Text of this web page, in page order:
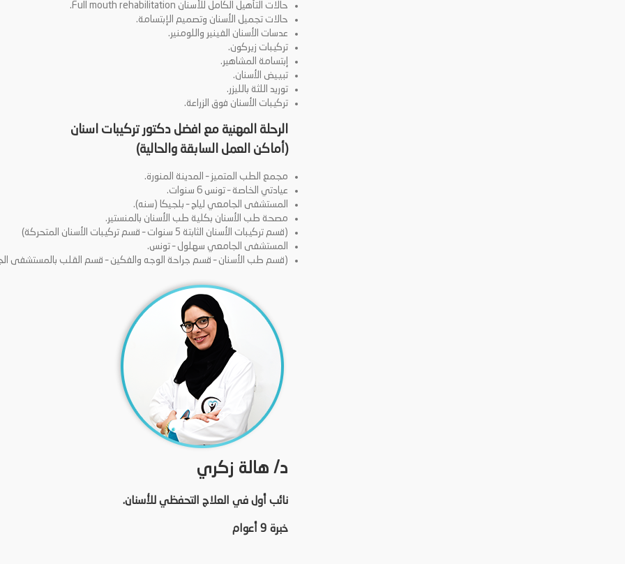
حالات التأهيل الكامل للأسنان Full mouth rehabilitation.
حالات تجميل الأسنان وتصميم الإبتسامة.
عدسات الأسنان الفينير واللومنير.
تركيبات زيركون.
إبتسامة المشاهير.
تبييض الأسنان.
توريد اللثة بالليزر.
تركيبات الأسنان فوق الزراعة.
الرحلة المهنية مع افضل دكتور تركيبات اسنان
(أماكن العمل السابقة والحالية)
مجمع الطب المتميز – المدينة المنورة.
عيادتي الخاصة – تونس 6 سنوات.
المستشفى الجامعي لياج – بلجيكا (سنه).
مصحة طب الأسنان بكلية طب الأسنان بالمنستير.
(قسم تركيبات الأسنان الثابتة 5 سنوات – قسم تركيبات الأسنان المتحركة)
المستشفى الجامعي سهلول – تونس.
(قسم طب الأسنان – قسم جراحة الوجه والفكين – قسم القلب بالمستشفى
د/ هالة زكري
نائب أول في العلاج التحفظي للأسنان.
خبرة 9 أعوام